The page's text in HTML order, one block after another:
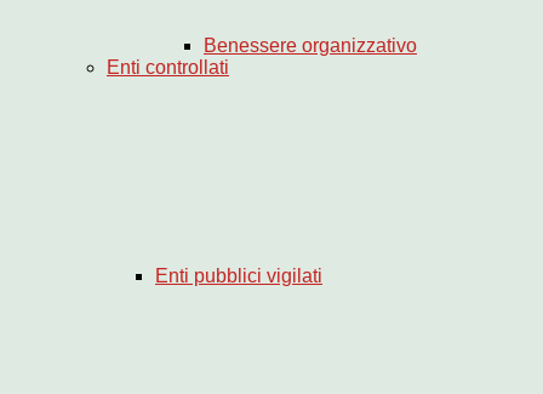
Benessere organizzativo
Enti controllati
Enti pubblici vigilati